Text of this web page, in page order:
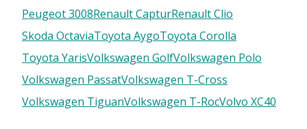
Peugeot 3008Renault CapturRenault Clio
Skoda OctaviaToyota AygoToyota Corolla
Toyota YarisVolkswagen GolfVolkswagen Polo
Volkswagen PassatVolkswagen T-Cross
Volkswagen TiguanVolkswagen T-RocVolvo XC40